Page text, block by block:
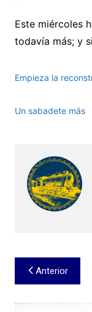
Este miércoles
todavía más; y
Empieza la
Un sabadete más
Navegación
de
entradas
Anterior